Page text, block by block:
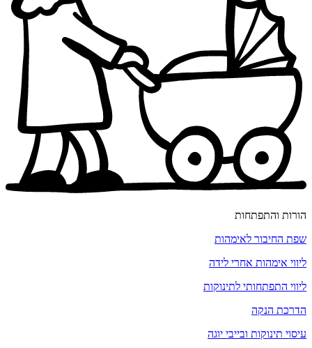
הורות והתפתחות
שפת החיבור לאימהות
ליווי אימהות אחרי לידה
ליווי התפתחותי לתינוקות
הדרכת הנקה
עיסוי תינוקות ובייבי יוגה